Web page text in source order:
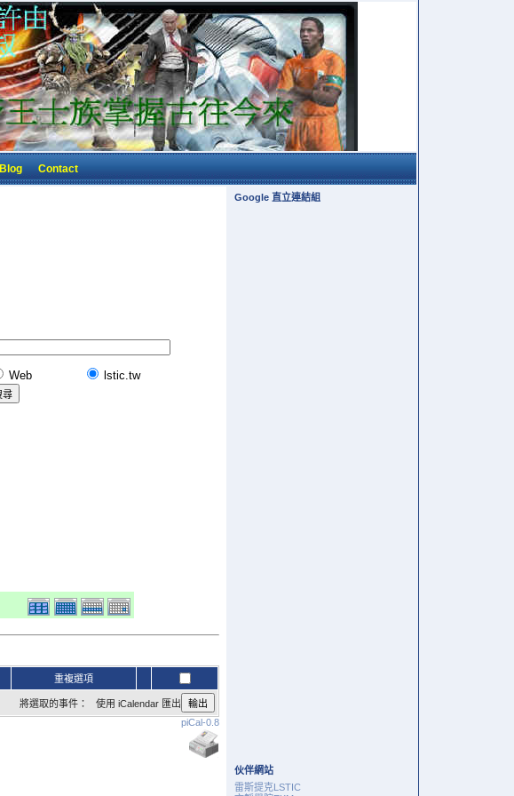
Blog Contact
Web lstic.tw
重複選項
將選取的事件： 使用 iCalendar 匯出
piCal-0.8
Google 直立連結組
伙伴網站
雷斯提克LSTIC